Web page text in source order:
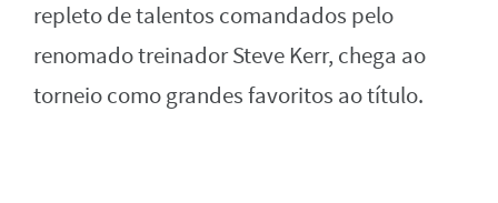
repleto de talentos comandados pelo
renomado treinador Steve Kerr, chega ao
torneio como grandes favoritos ao título.